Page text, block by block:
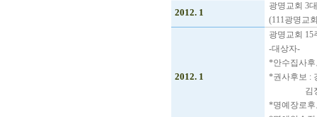
2012. 1
광명교회 3
(111광명교
2012. 1
광명교회 15
-대상자-
*안수집사후
*권사후보 :
김정
*명예장로